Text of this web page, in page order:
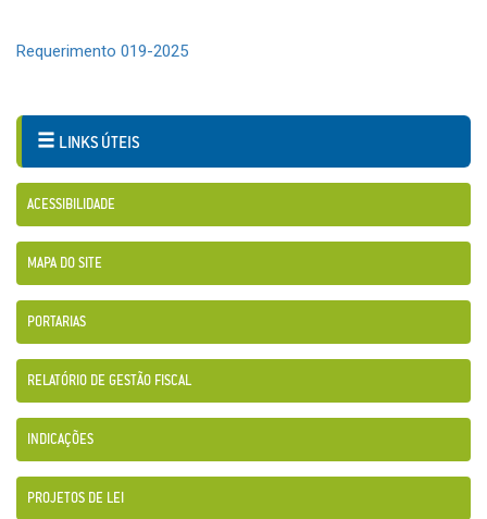
Requerimento 019-2025
LINKS ÚTEIS
ACESSIBILIDADE
MAPA DO SITE
PORTARIAS
RELATÓRIO DE GESTÃO FISCAL
INDICAÇÕES
PROJETOS DE LEI